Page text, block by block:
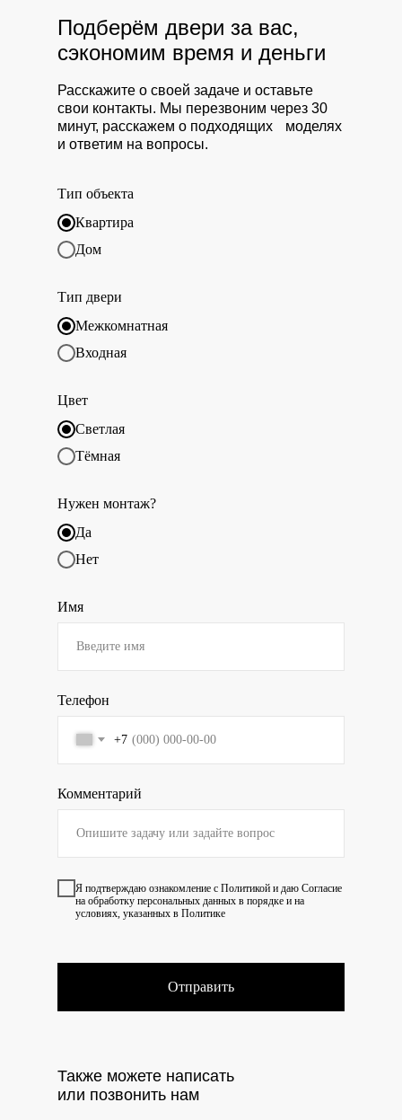
Тип объекта
Квартира
Дом
Тип двери
Межкомнатная
Входная
Цвет
Светлая
Тёмная
Нужен монтаж?
Да
Нет
Имя
Телефон
+7
Комментарий
Я подтверждаю ознакомление с Политикой и даю Согласие
на обработку персональных данных в порядке и на
условиях, указанных в Политике
Отправить
Также можете написать
или позвонить нам
Расскажите о своей задаче и оставьте
свои контакты. Мы перезвоним через 30
минут, расскажем о подходящих моделях
и ответим на вопросы.
Подберём двери за вас,
сэкономим время и деньги